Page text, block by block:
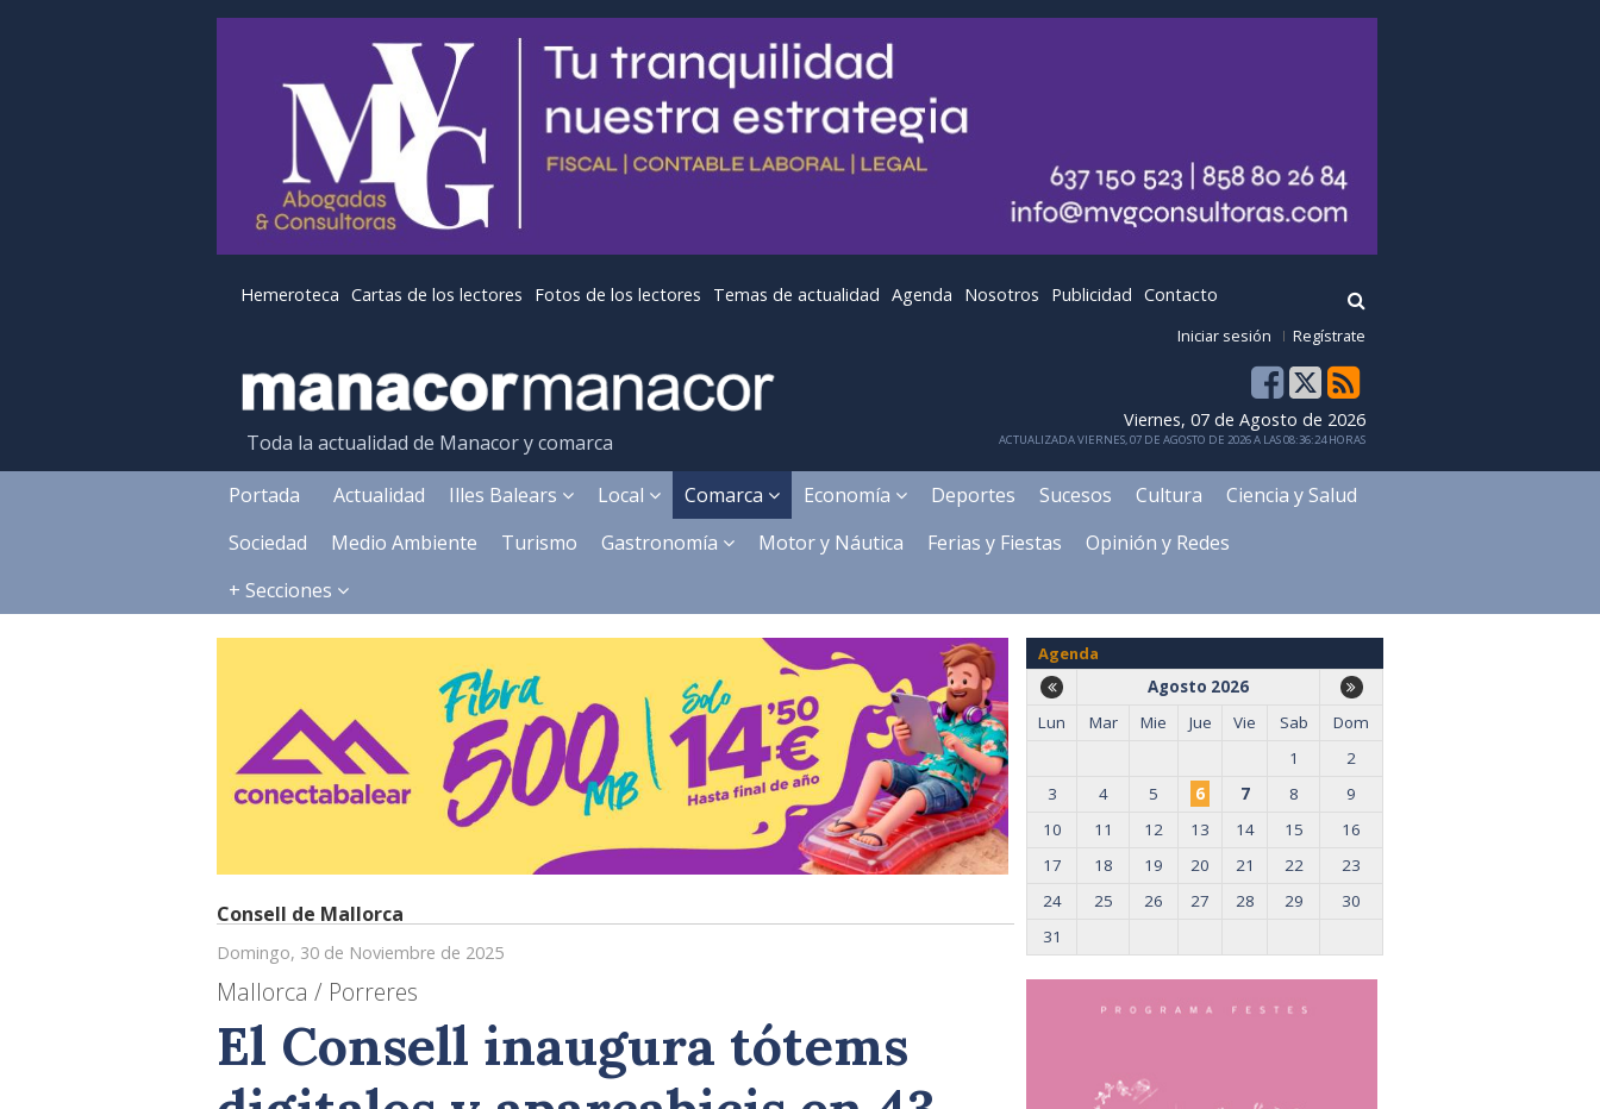
Hemeroteca Cartas de los lectores Fotos de los lectores Temas de actualidad Agenda Nosotros Publicidad Contacto
Iniciar sesión Regístrate
Toda la actualidad de Manacor y comarca
Viernes, 07 de Agosto de 2026
ACTUALIZADA VIERNES, 07 DE AGOSTO DE 2026 A LAS 08:36:24 HORAS
Portada Actualidad Illes Balears Local Comarca Economía Deportes Sucesos Cultura
Ciencia y Salud
Sociedad
Medio Ambiente Turismo Gastronomía Motor y Náutica Ferias y Fiestas
Opinión y Redes
+ Secciones
Consell de Mallorca
Domingo, 30 de Noviembre de 2025
Mallorca / Porreres
El Consell inaugura tótems
Agenda
Agosto 2026
Lun
Mar Mie Jue Vie Sab
Dom
1
2
3
4 5 6 7 8
9
10
11 12 13 14 15
16
17
18 19 20 21 22
23
24
25 26 27 28 29
30
31